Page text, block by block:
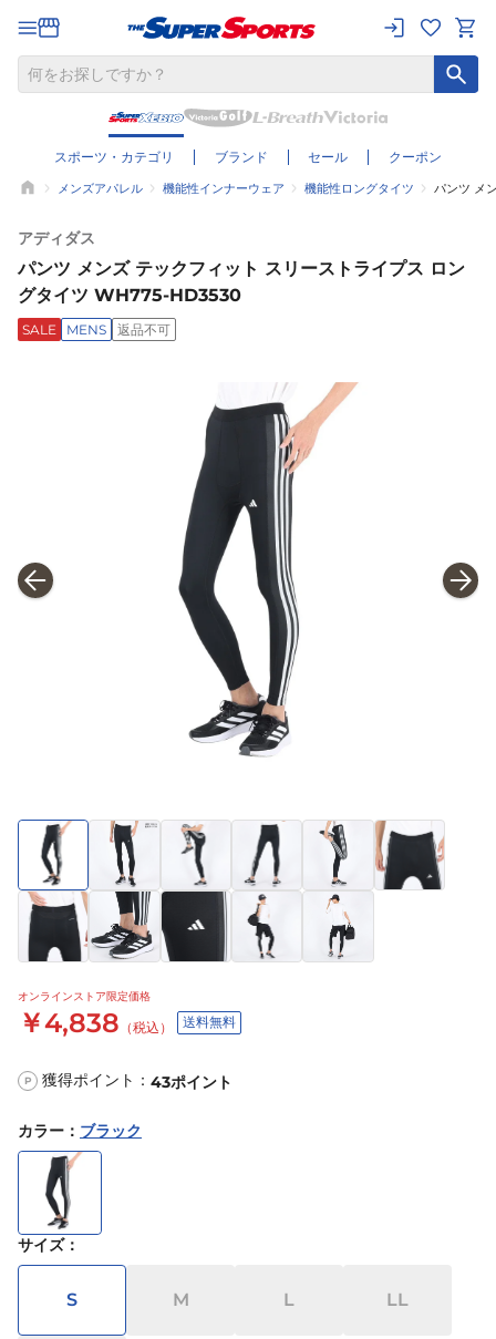
スポーツ・カテゴリ ブランド セール クーポン
メンズアパレル 機能性インナーウェア 機能性ロングタイツ パンツ メ
アディダス
パンツ メンズ テックフィット スリーストライプス ロン
グタイツ WH775-HD3530
SALE MENS 返品不可
オンラインストア限定価格
￥4,838 （税込） 送料無料
P 獲得ポイント： 43ポイント
カラー ： ブラック
サイズ：
S M L LL